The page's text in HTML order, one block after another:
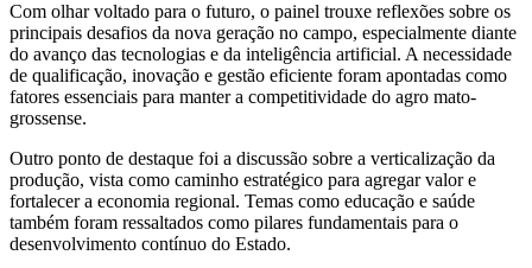
Com olhar voltado para o futuro, o painel trouxe reflexões sobre os
principais desafios da nova geração no campo, especialmente diante
do avanço das tecnologias e da inteligência artificial. A necessidade
de qualificação, inovação e gestão eficiente foram apontadas como
fatores essenciais para manter a competitividade do agro mato-
grossense.
Outro ponto de destaque foi a discussão sobre a verticalização da
produção, vista como caminho estratégico para agregar valor e
fortalecer a economia regional. Temas como educação e saúde
também foram ressaltados como pilares fundamentais para o
desenvolvimento contínuo do Estado.